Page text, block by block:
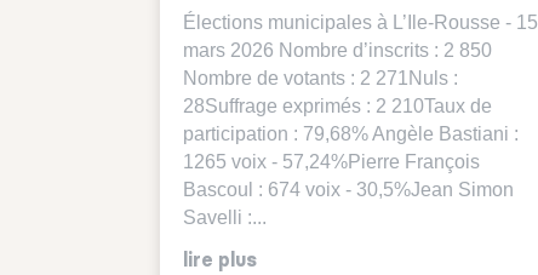
Élections municipales à L’Ile-Rousse - 15
mars 2026 Nombre d’inscrits : 2 850
Nombre de votants : 2 271Nuls :
28Suffrage exprimés : 2 210Taux de
participation : 79,68% Angèle Bastiani :
1265 voix - 57,24%Pierre François
Bascoul : 674 voix - 30,5%Jean Simon
Savelli :...
lire plus